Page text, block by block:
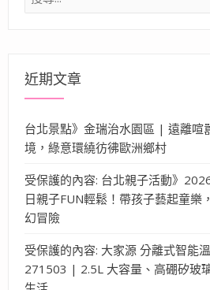
尋
近期文章
台北景點》金瑞治水園區 | 遠離喧
境，綠意環繞彷彿歐洲鄉村
受保護的內容: 台北親子活動》
日親子FUN輕鬆！帶孩子藝起童樂
幻冒險
受保護的內容: 大家源 分離式智能
271503 | 2.5L 大容量、高硼矽玻